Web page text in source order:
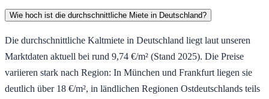
Wie hoch ist die durchschnittliche Miete in Deutschland?
Die durchschnittliche Kaltmiete in Deutschland liegt laut unseren
Marktdaten aktuell bei rund 9,74 €/m² (Stand 2025). Die Preise
variieren stark nach Region: In München und Frankfurt liegen sie
deutlich über 18 €/m², in ländlichen Regionen Ostdeutschlands teils